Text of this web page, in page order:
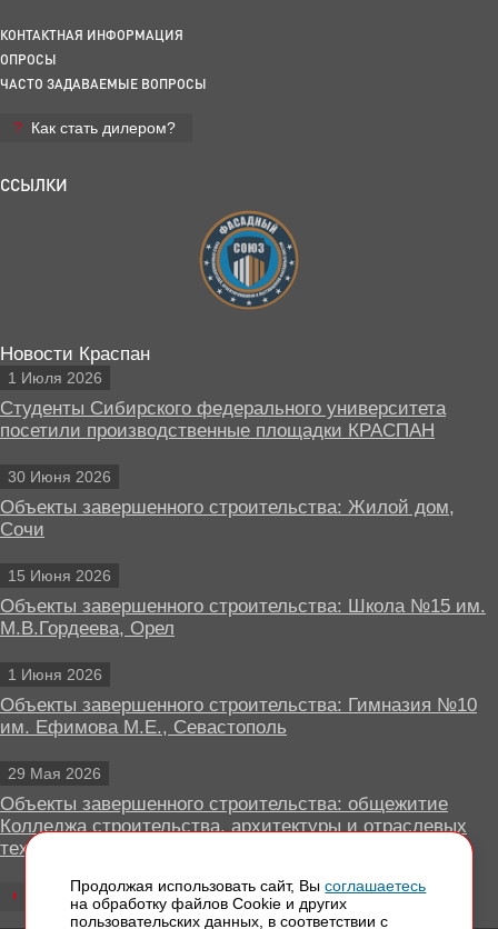
КОНТАКТНАЯ ИНФОРМАЦИЯ
ОПРОСЫ
ЧАСТО ЗАДАВАЕМЫЕ ВОПРОСЫ
Как стать дилером?
ССЫЛКИ
Новости Краспан
1 Июля 2026
Студенты Сибирского федерального университета
посетили производственные площадки КРАСПАН
30 Июня 2026
Объекты завершенного строительства: Жилой дом,
Сочи
15 Июня 2026
Объекты завершенного строительства: Школа №15 им.
М.В.Гордеева, Орел
1 Июня 2026
Объекты завершенного строительства: Гимназия №10
им. Ефимова М.Е., Севастополь
29 Мая 2026
Объекты завершенного строительства: общежитие
Колледжа строительства, архитектуры и отраслевых
технологий, Липецк
Все новости
Продолжая использовать сайт, Высоглашаетесь
на обработку файлов Сookie и других
пользовательских данных, в соответствии с